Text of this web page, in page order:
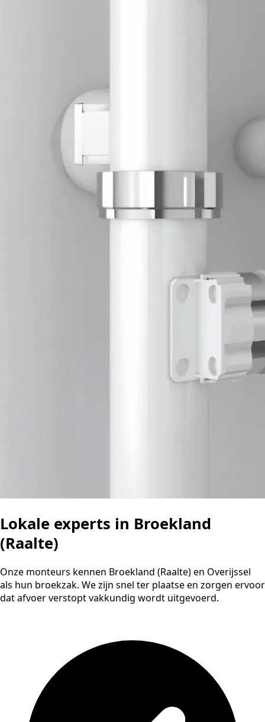
Lokale experts in Broekland
(Raalte)
Onze monteurs kennen Broekland (Raalte) en Overijssel
als hun broekzak. We zijn snel ter plaatse en zorgen ervoor
dat afvoer verstopt vakkundig wordt uitgevoerd.